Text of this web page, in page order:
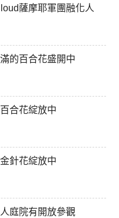
薩摩耶軍團融化人
的百合花盛開中
合花綻放中
針花綻放中
庭院有開放參觀